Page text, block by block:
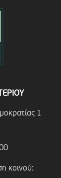
1
κοινού: